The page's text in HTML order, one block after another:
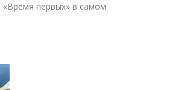
«Время первых» в самом